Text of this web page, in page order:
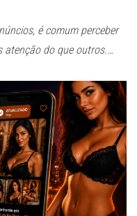
é comum perceber
atenção do que outros.…